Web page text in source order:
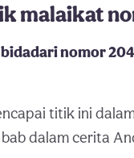
malaikat
nomor
titik ini
dalam cerita